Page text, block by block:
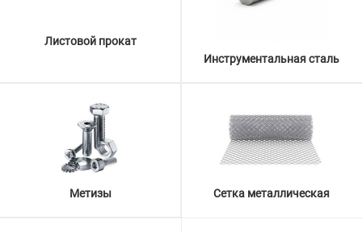
Листовой прокат
Инструментальная сталь
Метизы Сетка металлическая